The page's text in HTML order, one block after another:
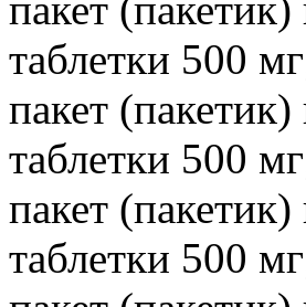
таблетки 500
пакет
таблетки 500
пакет
таблетки 500